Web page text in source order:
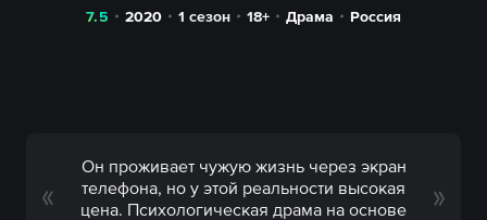
7.5 2020 1 сезон 18+ Драма Россия
Он проживает чужую жизнь через экран
телефона, но у этой реальности высокая
цена. Психологическая драма на основе